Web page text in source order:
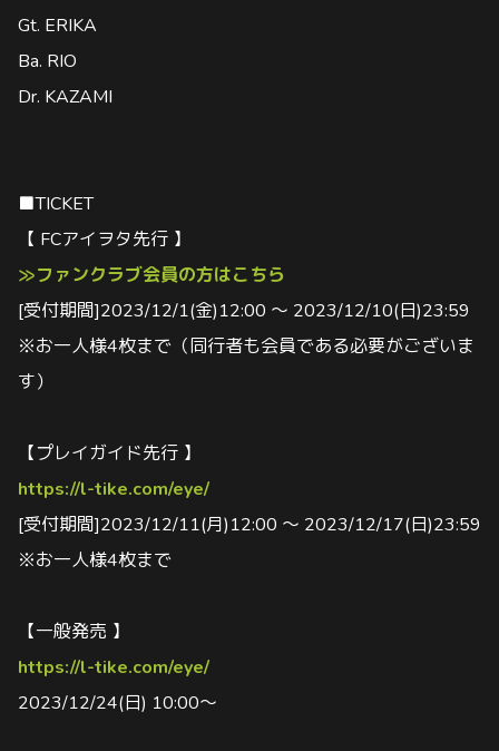
Gt. ERIKA
Ba. RIO
Dr. KAZAMI
■TICKET
【 FCアイヲタ先行 】
≫ファンクラブ会員の方はこちら
[受付期間]2023/12/1(金)12:00 〜 2023/12/10(日)23:59
※お一人様4枚まで（同行者も会員である必要がございま
す）
【プレイガイド先行 】
https://l-tike.com/eye/
[受付期間]2023/12/11(月)12:00 〜 2023/12/17(日)23:59
※お一人様4枚まで
【一般発売 】
https://l-tike.com/eye/
2023/12/24(日) 10:00〜